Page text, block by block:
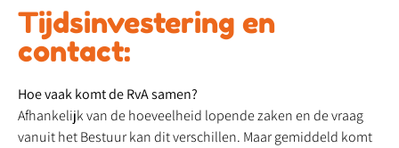
Tijdsinvestering en
contact:
Hoe vaak komt de RvA samen?
Afhankelijk van de hoeveelheid lopende zaken en de vraag
vanuit het Bestuur kan dit verschillen. Maar gemiddeld komt